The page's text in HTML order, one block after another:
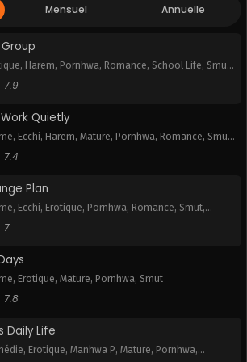
Chapitre 40
May 2, 2025
Chapitre 32
May 2, 2025
Mensuel Annuelle
, Harem, Pornhwa, Romance, School Life, Smut,
7.9
Quietly
, Ecchi, Harem, Mature, Pornhwa, Romance, Smut,
7.4
Plan
, Ecchi, Erotique, Pornhwa, Romance, Smut,
7
, Erotique, Mature, Pornhwa, Smut
7.8
Daily Life
, Erotique, Manhwa P, Mature, Pornhwa,